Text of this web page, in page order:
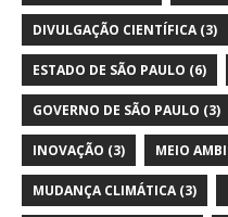
DIVULGAÇÃO CIENTÍFICA(3)
ESTADO DE SÃO PAULO (6)
GOVERNO DE SÃO PAULO (3)
INOVAÇÃO (3) MEIO
MUDANÇA CLIMÁTICA(3)